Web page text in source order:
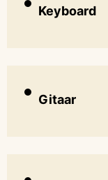
Keyboard
Gitaar